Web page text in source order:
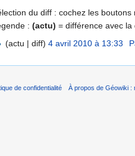
du diff : cochez les
: (actu) = différence avec la
(actu | diff) 4 avril 2010 à 13:33
de confidentialité À propos de Géowiki :